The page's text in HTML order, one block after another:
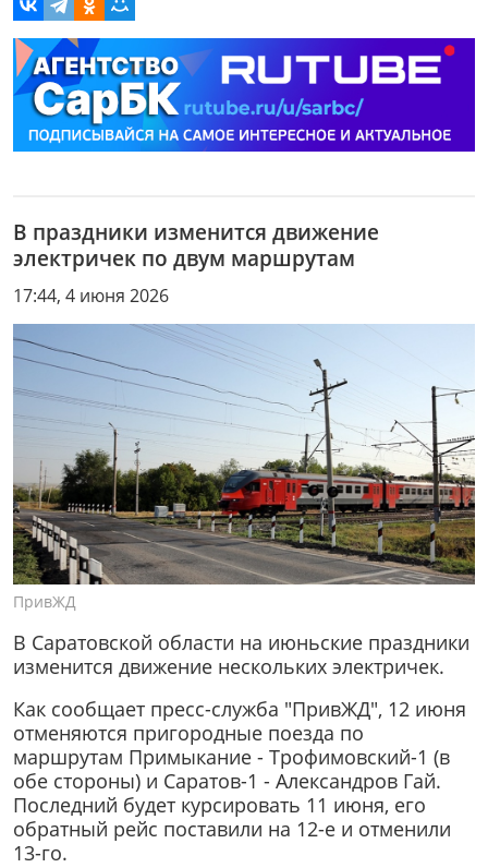
В праздники изменится движение
электричек по двум маршрутам
17:44, 4 июня 2026
ПривЖД
В Саратовской области на июньские праздники
изменится движение нескольких электричек.
Как сообщает пресс-служба "ПривЖД", 12 июня
отменяются пригородные поезда по
маршрутам Примыкание - Трофимовский-1 (в
обе стороны) и Саратов-1 - Александров Гай.
Последний будет курсировать 11 июня, его
обратный рейс поставили на 12-е и отменили
13-го.